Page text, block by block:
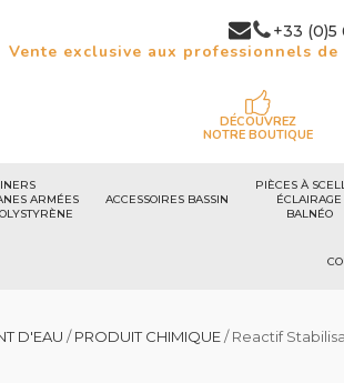
+33 (0)5
Vente exclusive aux professionnels
DÉCOUVREZ
NOTRE BOUTIQUE
ARMÉES
ACCESSOIRES BASSIN
PIÈCES À
ÉCLAIRAGE
BALNÉO
D'EAU /PRODUIT CHIMIQUE/ Reactif